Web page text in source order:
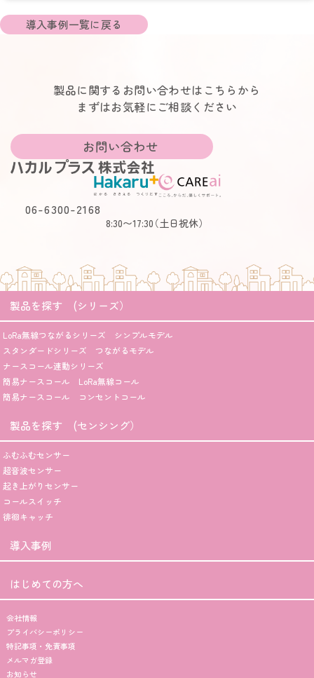
導入事例一覧に戻る
製品に関するお問い合わせはこちらから
まずはお気軽にご相談ください
お問い合わせ
06-6300-2168
8:30〜17:30（土日祝休）
製品を探す (シリーズ）
LoRa無線つながるシリーズ シンプルモデル
スタンダードシリーズ つながるモデル
ナースコール連動シリーズ
簡易ナースコール LoRa無線コール
簡易ナースコール コンセントコール
製品を探す (センシング）
ふむふむセンサー
超音波センサー
起き上がりセンサー
コールスイッチ
徘徊キャッチ
導入事例
はじめての方へ
会社情報
プライバシーポリシー
特記事項・免責事項
メルマガ登録
お知らせ